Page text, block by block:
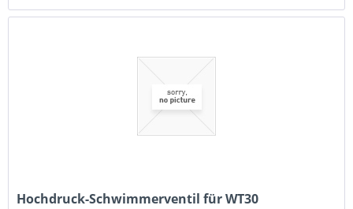
Hochdruck-Schwimmerventil für WT30